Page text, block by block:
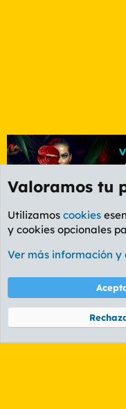
Etiquetas
Cookies
PL
Términos
Community platform by
Valoramos tu
Utilizamos cookies
y cookies opcionales
Ver más información